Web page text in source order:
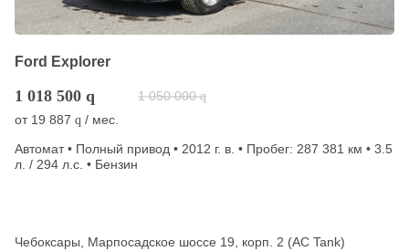
Ford Explorer
1 018 500 q 1 050 000 q
от 19 887 q / мес.
Автомат • Полный привод • 2012 г. в. • Пробег: 287 381 км • 3.5
л. / 294 л.с. • Бензин
Чебоксары, Марпосадское шоссе 19, корп. 2 (АС Tank)